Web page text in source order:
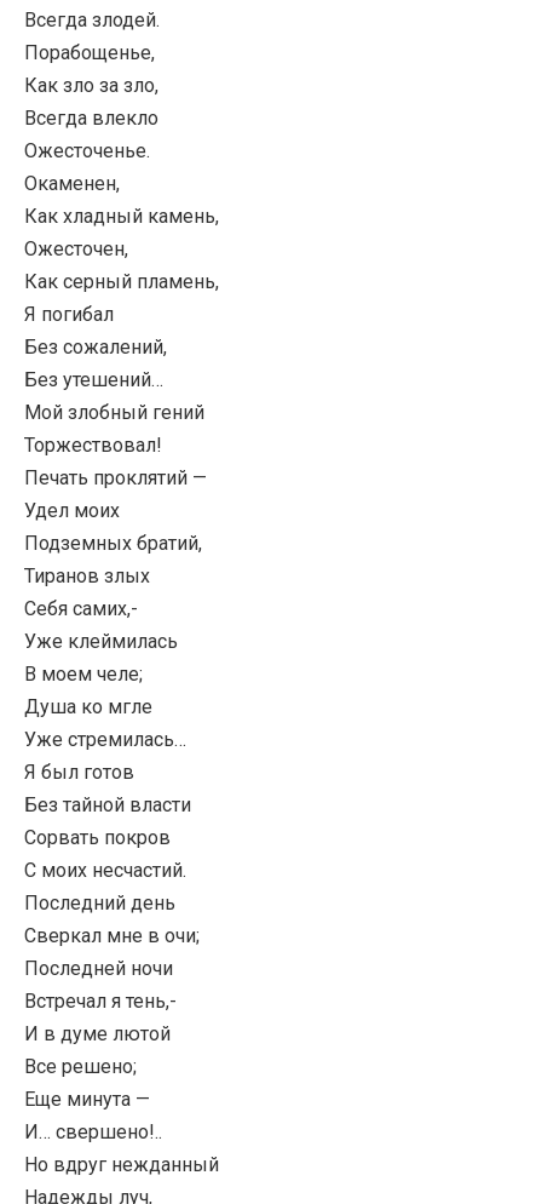
Всегда злодей.
Порабощенье,
Как зло за зло,
Всегда влекло
Ожесточенье.
Окаменен,
Как хладный камень,
Ожесточен,
Как серный пламень,
Я погибал
Без сожалений,
Без утешений…
Мой злобный гений
Торжествовал!
Печать проклятий —
Удел моих
Подземных братий,
Тиранов злых
Себя самих,-
Уже клеймилась
В моем челе;
Душа ко мгле
Уже стремилась…
Я был готов
Без тайной власти
Сорвать покров
С моих несчастий.
Последний день
Сверкал мне в очи;
Последней ночи
Встречал я тень,-
И в думе лютой
Все решено;
Еще минута —
И… свершено!..
Но вдруг нежданный
Надежды луч,